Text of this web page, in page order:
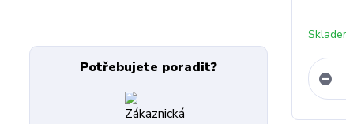
Potřebujete poradit?